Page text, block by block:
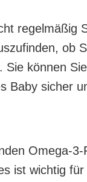
regelmäßig
ob
Sie können
Baby sicher
Omega-
ist wichtig